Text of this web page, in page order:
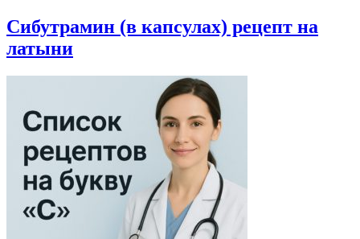
Сибутрамин (в капсулах) рецепт на
латыни